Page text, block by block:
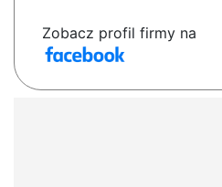
Zobacz profil firmy na